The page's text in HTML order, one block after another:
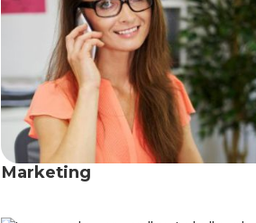
Marketing